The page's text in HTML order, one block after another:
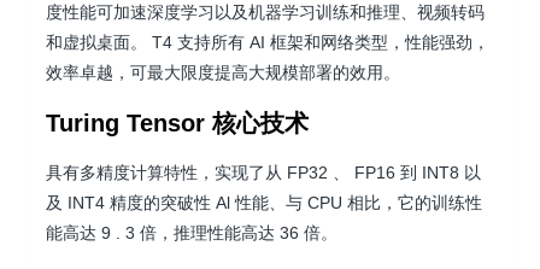
度性能可加速深度学习以及机器学习训练和推理、视频转码
和虚拟桌面。 T4 支持所有 AI 框架和网络类型，性能强劲，
效率卓越，可最大限度提高大规模部署的效用。
Turing Tensor 核心技术
具有多精度计算特性，实现了从 FP32 、 FP16 到 INT8 以
及 INT4 精度的突破性 Al 性能、与 CPU 相比，它的训练性
能高达 9 . 3 倍，推理性能高达 36 倍。